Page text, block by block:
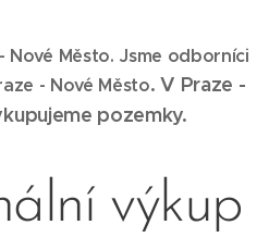
Nové Město. Jsme odborníci
- Nové Město. V Praze -
pozemky.
výkup